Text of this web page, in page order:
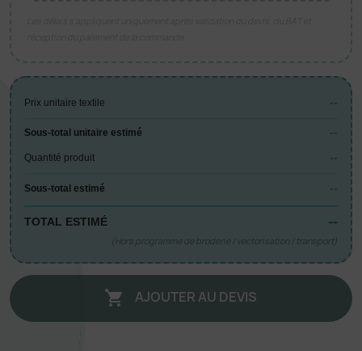
Prix unitaire textile --
Sous-total unitaire estimé --
Quantité produit --
Sous-total estimé --
TOTAL ESTIMÉ --
(Hors programme de broderie / vectorisation / transport)
 AJOUTER AU DEVIS